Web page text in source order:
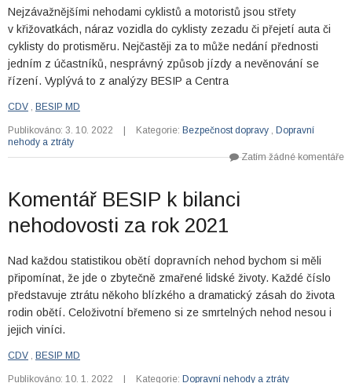
Nejzávažnějšími nehodami cyklistů a motoristů jsou střety
v křižovatkách, náraz vozidla do cyklisty zezadu či přejetí auta či
cyklisty do protisměru. Nejčastěji za to může nedání přednosti
jedním z účastníků, nesprávný způsob jízdy a nevěnování se
řízení. Vyplývá to z analýzy BESIP a Centra
CDV , BESIP MD
Publikováno: 3. 10. 2022 Kategorie: Bezpečnost dopravy , Dopravní
nehody a ztráty
Zatím žádné komentáře
Komentář BESIP k bilanci
nehodovosti za rok 2021
Nad každou statistikou obětí dopravních nehod bychom si měli
připomínat, že jde o zbytečně zmařené lidské životy. Každé číslo
představuje ztrátu někoho blízkého a dramatický zásah do života
rodin obětí. Celoživotní břemeno si ze smrtelných nehod nesou i
jejich viníci.
CDV , BESIP MD
Publikováno: 10. 1. 2022 Kategorie: Dopravní nehody a ztráty